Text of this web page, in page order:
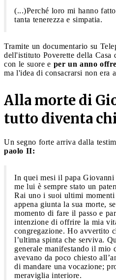
(...)Perché loro mi hanno
tanta tenerezza e simpatia.
Tramite un documentario su
dell'istituto Poverette della Casa
con le suore e per un anno
ma l'idea di consacrarsi non era
Alla morte di
tutto diventa
Un segno forte arriva dalla
paolo II:
In quei mesi il papa
me lui è sempre stato un
Rai uno i suoi ultimi momenti
appena giunta la sua morte,
momento di fare il passo e
intenzione di offrire la mia
congregazione. Ho avvertito
l’ultima spinta che serviva.
generale manifestando il mio
avevano da poco chiesto
di mandare una vocazione;
meraviglia interiore.